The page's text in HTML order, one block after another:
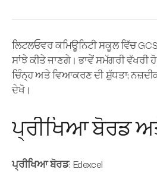
ਲਿਟਲਓਵਰ ਕਮਿਊਨਿਟੀ ਸਕੂਲ ਵਿੱਚ
ਸਾਂਝੇ ਕੀਤੇ ਜਾਣਗੇ। ਭਾਵੇਂ ਸਮੱਗਰੀ ਵੱਖਰੀ
ਚਿੰਨ੍ਹ ਅਤੇ ਵਿਆਕਰਣ ਦੀ ਸ਼ੁੱਧਤਾ;
ਦੇਖੋ।
ਪ੍ਰੀਖਿਆ ਬੋਰਡ
ਪ੍ਰੀਖਿਆ ਬੋਰਡ: Edexcel